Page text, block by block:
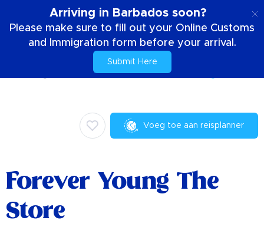
Arriving in Barbados soon?
Please make sure to fill out your Online Customs
and Immigration form before your arrival.
Submit Here
Dingen om te doen Winkelen Forever Young The Store
Voeg toe aan reisplanner
Forever Young The
Store